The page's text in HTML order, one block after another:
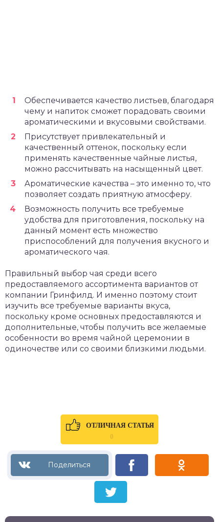
Обеспечивается качество листьев, благодаря
чему и напиток сможет порадовать своими
ароматическими и вкусовыми свойствами.
Присутствует привлекательный и
качественный оттенок, поскольку если
применять качественные чайные листья,
можно рассчитывать на насыщенный цвет.
Ароматические качества – это именно то, что
позволяет создать приятную атмосферу.
Возможность получить все требуемые
удобства для приготовления, поскольку на
данный момент есть множество
приспособлений для получения вкусного и
ароматического чая.
Правильный выбор чая среди всего
предоставляемого ассортимента вариантов от
компании Гринфилд. И именно поэтому стоит
изучить все требуемые варианты вкуса,
поскольку кроме основных предоставляются и
дополнительные, чтобы получить все желаемые
особенности во время чайной церемонии в
одиночестве или со своими близкими людьми.
ОТЛИЧНАЯ СТАТЬЯ
0